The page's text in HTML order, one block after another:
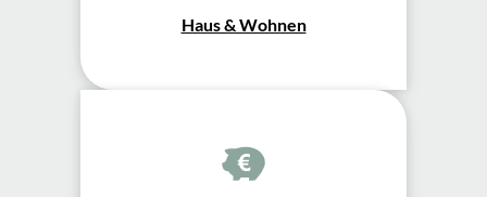
Haus & Wohnen